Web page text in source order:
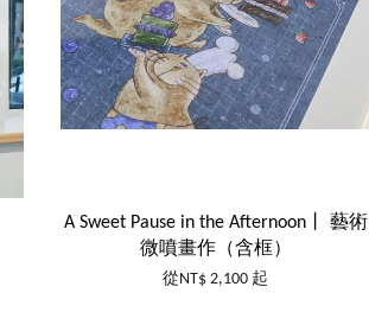
A Sweet Pause in the Afternoon丨 藝術
微噴畫作（含框）
從 NT$ 2,100 起